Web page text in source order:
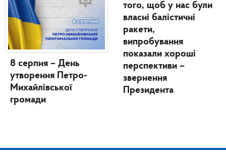
8 серпня – День
утворення Петро-
Михайлівської
громади
того, щоб у нас були
власні балістичні
ракети,
випробування
показали хороші
перспективи –
звернення
Президента